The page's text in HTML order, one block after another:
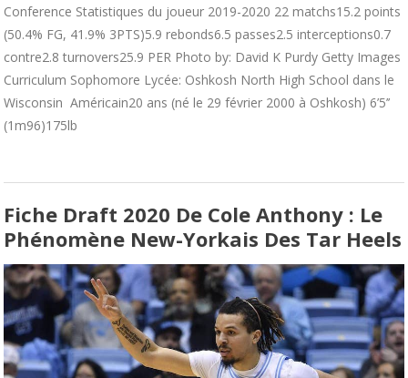
Conference Statistiques du joueur 2019-2020 22 matchs15.2 points
(50.4% FG, 41.9% 3PTS)5.9 rebonds6.5 passes2.5 interceptions0.7
contre2.8 turnovers25.9 PER Photo by: David K Purdy Getty Images
Curriculum Sophomore Lycée: Oshkosh North High School dans le
Wisconsin Américain20 ans (né le 29 février 2000 à Oshkosh) 6’5’’
(1m96)175lb
Fiche Draft 2020 De Cole Anthony : Le
Phénomène New-Yorkais Des Tar Heels